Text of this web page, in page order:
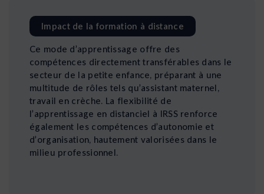
Impact de la formation à distance
Ce mode d’apprentissage offre des
compétences directement transférables dans le
secteur de la petite enfance, préparant à une
multitude de rôles tels qu’assistant maternel,
travail en crèche. La flexibilité de
l’apprentissage en distanciel à IRSS renforce
également les compétences d’autonomie et
d’organisation, hautement valorisées dans le
milieu professionnel.